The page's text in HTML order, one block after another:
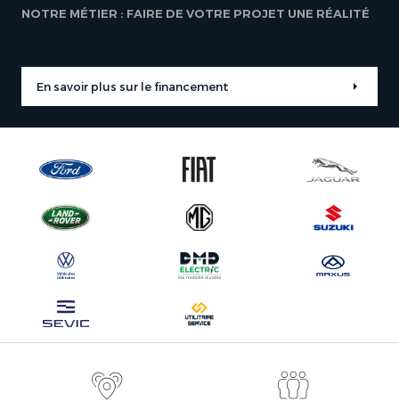
NOTRE MÉTIER : FAIRE DE VOTRE PROJET UNE RÉALITÉ
En savoir plus sur le financement